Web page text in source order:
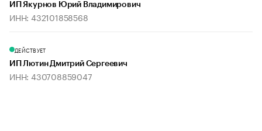
ИП Якурнов Юрий Владимирович
ИНН: 432101858568
ДЕЙСТВУЕТ
ИП Лютин Дмитрий Сергеевич
ИНН: 430708859047